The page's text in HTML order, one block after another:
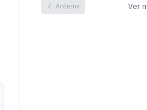
Anterior Ver